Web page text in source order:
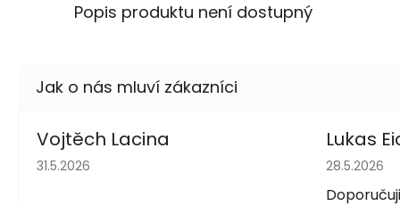
Popis produktu není dostupný
Vojtěch Lacina
Hodnocení obchodu je 5 z 5 hvězdiček.
31.5.2026
Lukas
28.5.2026